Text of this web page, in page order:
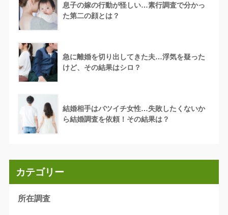
息子の嫁の行動が怪しい…素行調査で分かっ
た第二の顔とは？
急に離婚を切り出してきた夫…浮気を疑った
けど、その結果はシロ？
結婚相手はバツイチ女性…失敗したくないか
ら結婚調査を依頼！その結果は？
カテゴリー
所在調査